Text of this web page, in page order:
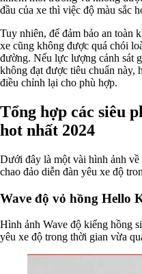
đầu của xe thì việc độ màu sắc
Tuy nhiên, để đảm bảo an toàn
xe cũng không được quá chói
đường. Nếu lực lượng cảnh sát
không đạt được tiêu chuẩn này,
điều chỉnh lại cho phù hợp.
Tổng hợp các siêu
hot nhất 2024
Dưới đây là một vài hình ảnh về
chao đảo diễn đàn yêu xe độ
Wave độ vỏ hồng Hello
Hình ảnh Wave độ kiểng hồng
yêu xe độ trong thời gian vừa